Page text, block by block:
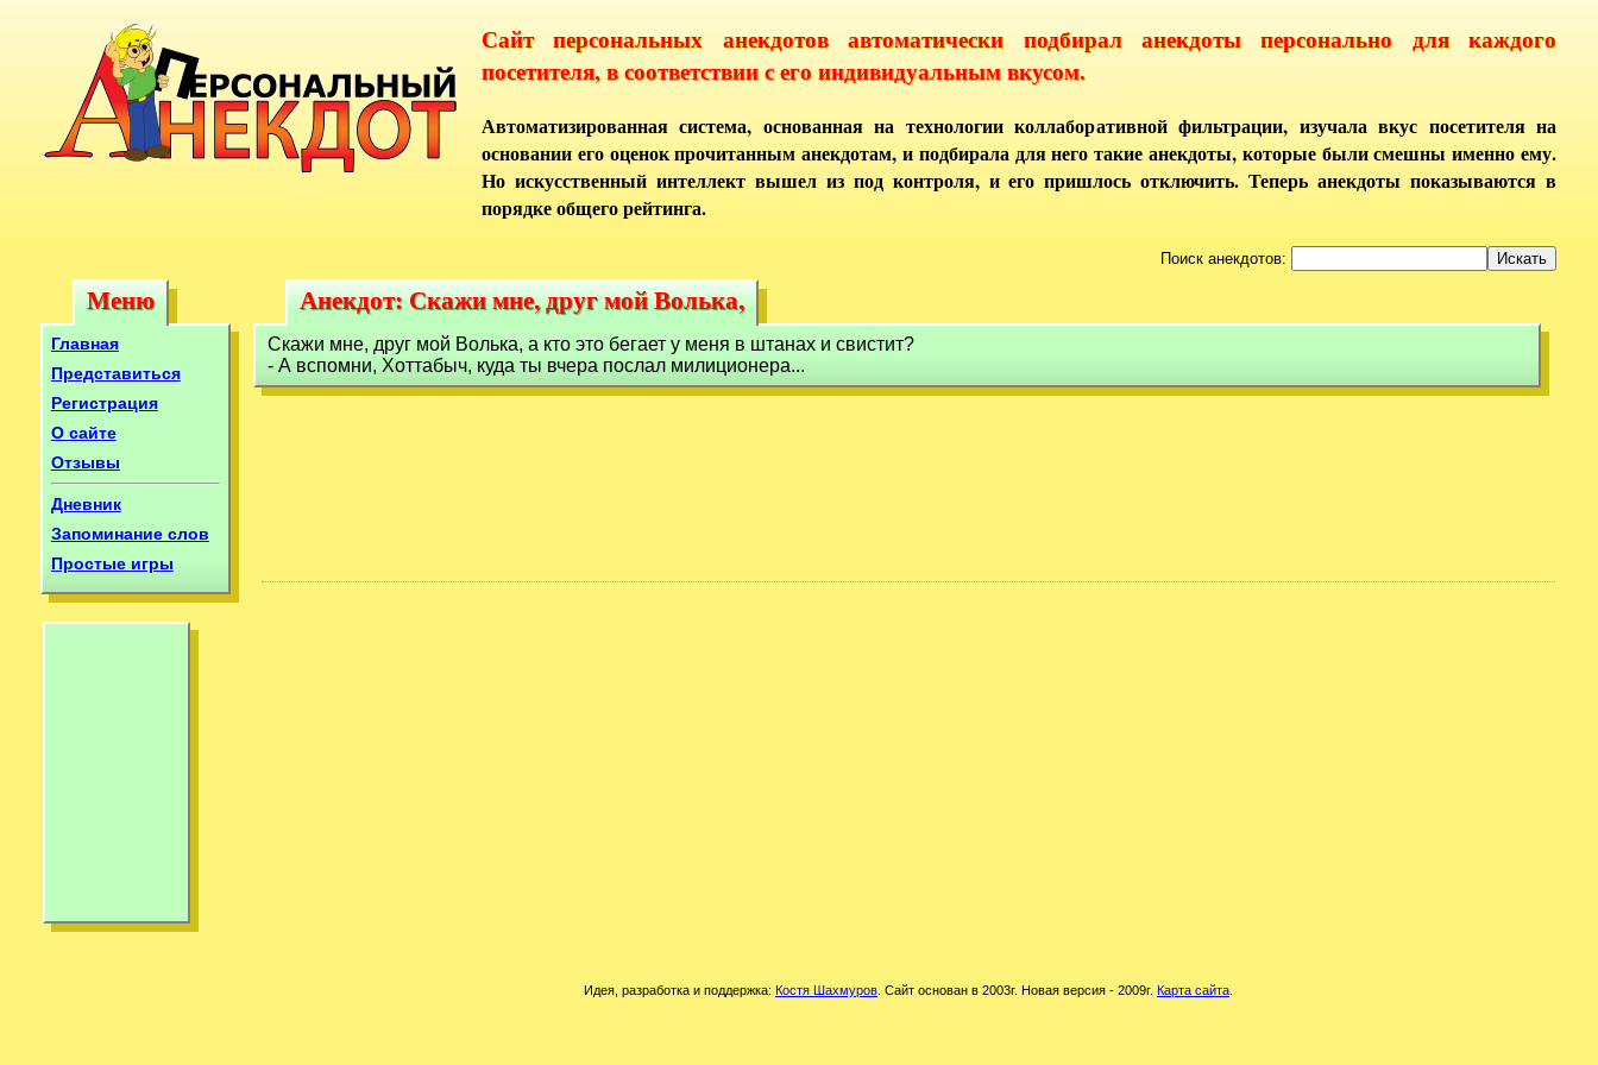
Сайт персональных анекдотов автоматически подбирал анекдоты персонально для каждого
посетителя, в соответствии с его индивидуальным вкусом.
Автоматизированная система, основанная на технологии коллаборативной фильтрации, изучала вкус посетителя на
основании его оценок прочитанным анекдотам, и подбирала для него такие анекдоты, которые были смешны именно ему.
Но искусственный интеллект вышел из под контроля, и его пришлось отключить. Теперь анекдоты показываются в
порядке общего рейтинга.
Поиск анекдотов:
Меню
Меню
Главная
Представиться
Регистрация
О сайте
Отзывы
Дневник
Запоминание слов
Простые игры
Анекдот: Скажи мне, друг мой Волька,
Анекдот: Скажи мне, друг мой Волька,
Скажи мне, друг мой Волька, а кто это бегает у меня в штанах и свистит?
- А вспомни, Хоттабыч, куда ты вчера послал милиционера...
Идея, разработка и поддержка: Костя Шахмуров . Сайт основан в 2003г. Новая версия - 2009г. Карта сайта